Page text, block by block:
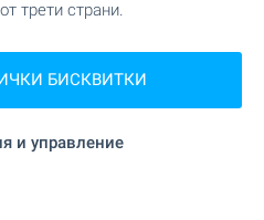
ОЩЕ
трети страни.
БИСКВИТКИ
и управление